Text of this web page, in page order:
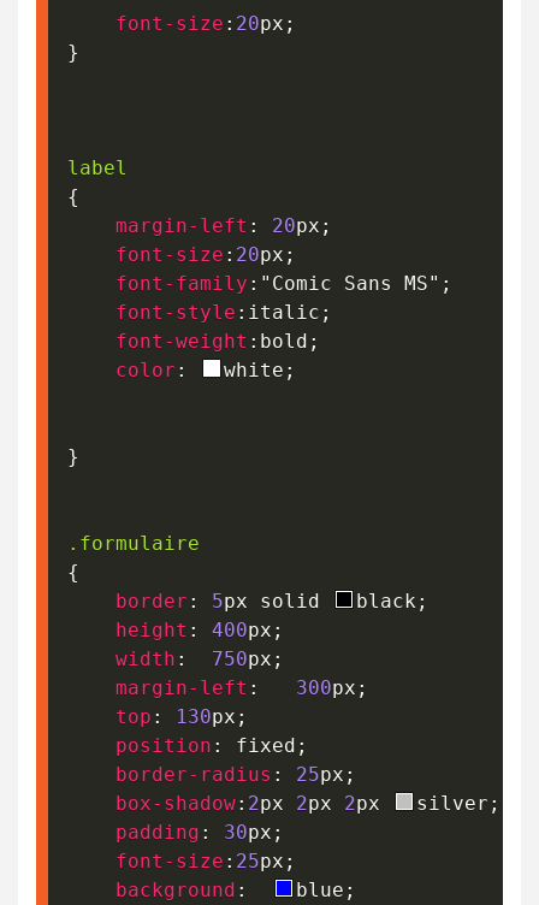
font-size : 20px ;
}
label
{
margin-left : 20px ;
font-size : 20px ;
font-family : "Comic Sans MS" ;
font-style : italic ;
font-weight : bold ;
color : white ;
}
.formulaire
{
border : 5px solid black ;
height : 400px ;
width : 750px ;
margin-left : 300px ;
top : 130px ;
position : fixed ;
border-radius : 25px ;
box-shadow: 2px 2px 2px silver ;
padding : 30px ;
font-size : 25px ;
background : blue ;